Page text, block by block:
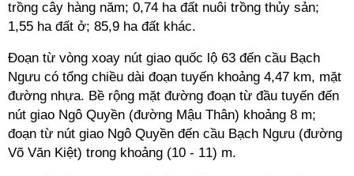
trồng cây hàng năm; 0,74 ha đất nuôi trồng thủy sản;
1,55 ha đất ở; 85,9 ha đất khác.
Đoạn từ vòng xoay nút giao quốc lộ 63 đến cầu Bạch
Ngưu có tổng chiều dài đoạn tuyến khoảng 4,47 km, mặt
đường nhựa. Bề rộng mặt đường đoạn từ đầu tuyến đến
nút giao Ngô Quyền (đường Mậu Thân) khoảng 8 m;
đoạn từ nút giao Ngô Quyền đến cầu Bạch Ngưu (đường
Võ Văn Kiệt) trong khoảng (10 - 11) m.